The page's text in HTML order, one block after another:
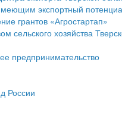
регламентов
комплаенс
поддержка субъектов
экспортный
грантов «Агростартап»
сельского хозяйства
предпринимательство
России